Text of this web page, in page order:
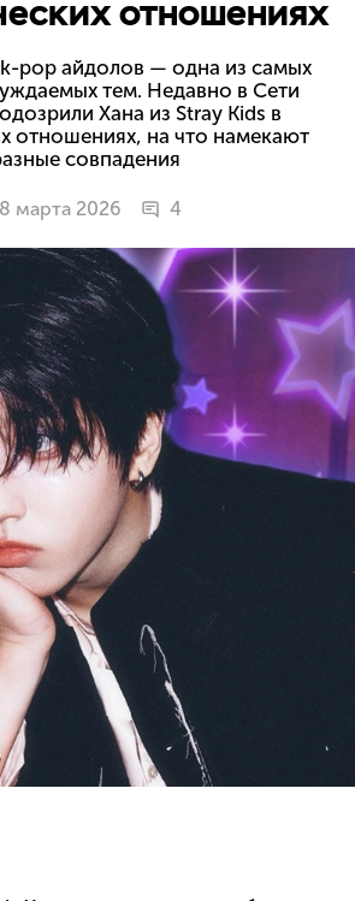
отношениях
pop айдолов — одна из самых
тем. Недавно в Сети
Хана из Stray Kids в
отношениях, на что намекают
совпадения
марта 2026 4